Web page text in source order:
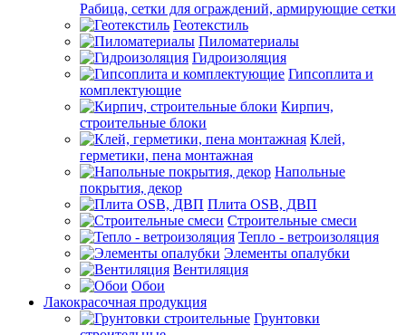
Рабица, сетки для ограждений, армирующие сетки
Геотекстиль
Пиломатериалы
Гидроизоляция
Гипсоплита и
комплектующие
Кирпич,
строительные блоки
Клей,
герметики, пена монтажная
Напольные
покрытия, декор
Плита OSB, ДВП
Строительные смеси
Тепло - ветроизоляция
Элементы опалубки
Вентиляция
Обои
Лакокрасочная продукция
Грунтовки